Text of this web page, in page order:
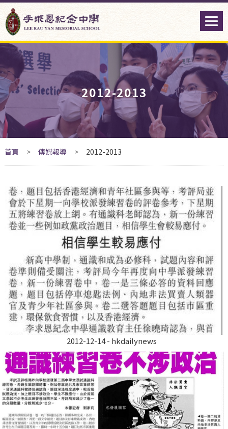
2012-2013
首頁 > 傳媒報導 > 2012-2013
2012-12-14 - hkdailynews